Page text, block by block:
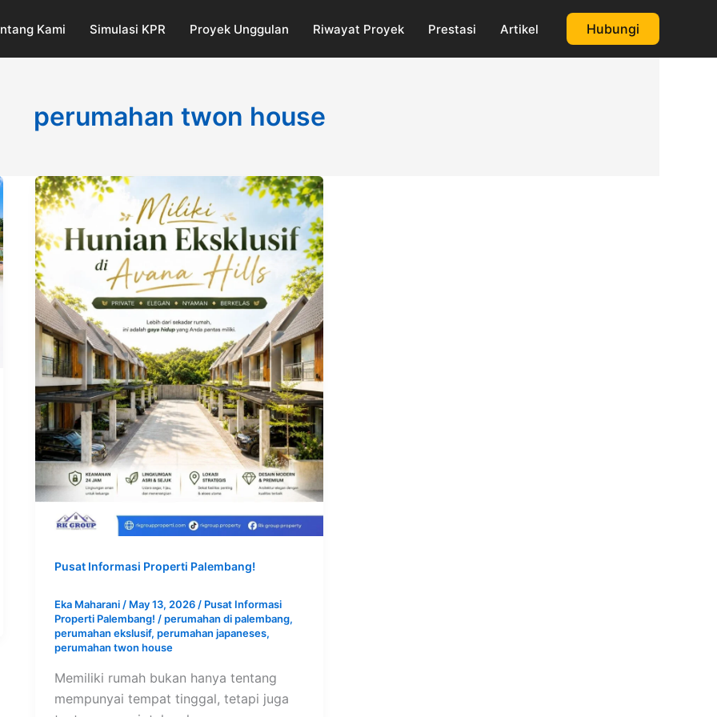
Kami Simulasi KPR Proyek Unggulan Riwayat Proyek Prestasi Artikel Hubungi
perumahan twon house
Pusat Informasi Properti Palembang!
Eka Maharani / May 13, 2026 / Pusat Informasi
Properti Palembang! /perumahan di palembang,
perumahan ekslusif, perumahan japaneses,
perumahan twon house
Memiliki rumah bukan hanya tentang
mempunyai tempat tinggal, tetapi juga